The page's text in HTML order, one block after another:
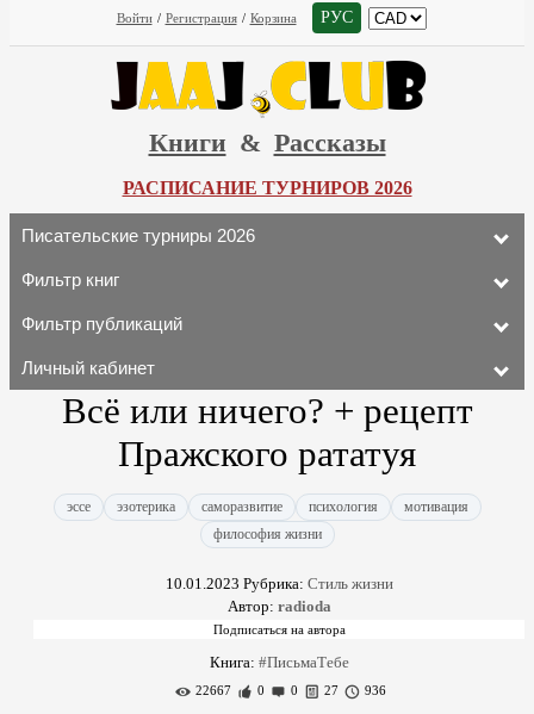
Войти / Регистрация / Корзина РУС
Книги & Рассказы
РАСПИСАНИЕ ТУРНИРОВ 2026
Писательские турниры 2026
Фильтр книг
Фильтр публикаций
Личный кабинет
Всё или ничего? + рецепт
Пражского рататуя
эссе эзотерика саморазвитие психология
мотивация
философия жизни
10.01.2023 Рубрика: Стиль жизни
Автор: radioda
Книга: #ПисьмаТебе
22667 0 0 27 936